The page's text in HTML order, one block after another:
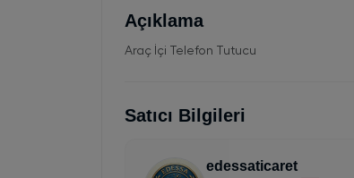
Açıklama
Araç İçi Telefon Tutucu
Satıcı Bilgileri
edessaticaret